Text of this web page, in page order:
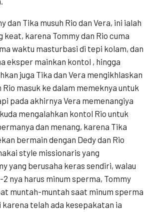
dan Tika musuh Rio dan Vera, ini ialah
karena Tommy dan Rio cuma
waktu masturbasi di tepi kolam, dan
eksper mainkan kontol , hingga
juga Tika dan Vera mengikhlaskan
masuk ke dalam memeknya untuk
pada akhirnya Vera memenangiya
mengalahkan kontol Rio untuk
dan menang, karena Tika
bermain dengan Dedy dan Rio
style missionaris yang
yang berusaha keras sendiri, walau
nya harus minum sperma, Tommy
muntah-muntah saat minum sperma
telah ada kesepakatan ia